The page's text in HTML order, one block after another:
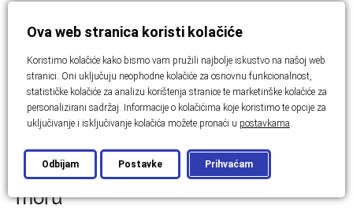
Novi luksuzni projekt na samom
moru
Ova web stranica koristi kolačiće
Koristimo kolačiće kako bismo vam pružili najbolje iskustvo na našoj web
stranici. Oni uključuju neophodne kolačiće za osnovnu funkcionalnost,
statističke kolačiće za analizu korištenja stranice te marketinške kolačiće za
personalizirani sadržaj. Informacije o kolačićima koje koristimo te opcije za
uključivanje i isključivanje kolačića možete pronaći u postavkama.
Prihvaćam
Odbijam Postavke